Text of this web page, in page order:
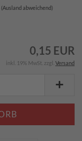
(Ausland abweichend)
0,15 EUR
inkl. 19% MwSt. zzgl. Versand